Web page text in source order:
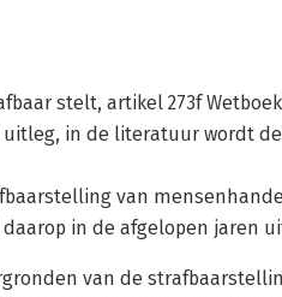
stelt, artikel 273f
in de literatuur wordt de
van
in de afgelopen jaren
van de